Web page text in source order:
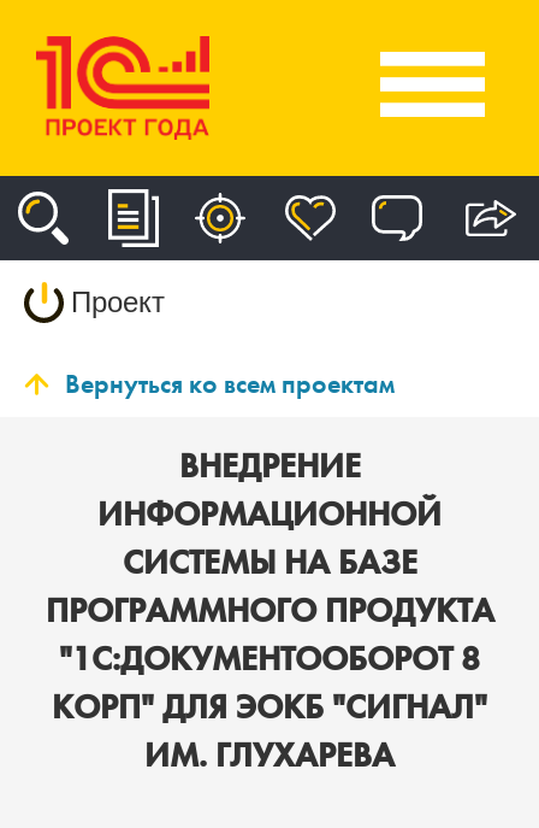
Проект
Вернуться ко всем проектам
ВНЕДРЕНИЕ
ИНФОРМАЦИОННОЙ
СИСТЕМЫ НА БАЗЕ
ПРОГРАММНОГО ПРОДУКТА
"1С:ДОКУМЕНТООБОРОТ 8
КОРП" ДЛЯ ЭОКБ "СИГНАЛ"
ИМ. ГЛУХАРЕВА